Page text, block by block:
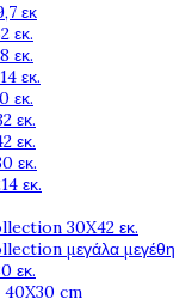
εκ
εκ.
εκ.
εκ.
εκ.
εκ.
εκ.
εκ.
εκ.
30X42 εκ.
μεγάλα μεγέθη
εκ.
40X30 cm